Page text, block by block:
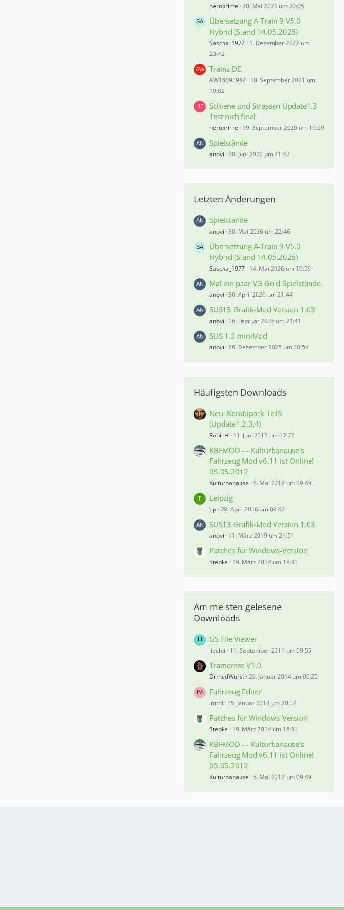
heroprime 20. Mai 2023 um 20:05
Übersetzung A-Train 9 V5.0
Hybrid (Stand 14.05.2026)
Sascha_1977 1. Dezember 2022 um
23:42
Trainz DE
AW18091982 10. September 2021 um
19:02
Schiene und Strassen Update1.3
Test nich final
heroprime 19. September 2020 um 16:59
Spielstände
anovi 20. Juni 2020 um 21:47
Letzten Änderungen
Spielstände
anovi 30. Mai 2026 um 22:46
Übersetzung A-Train 9 V5.0
Hybrid (Stand 14.05.2026)
Sascha_1977 14. Mai 2026 um 10:59
Mal ein paar VG Gold Spielstände.
anovi 30. April 2026 um 21:44
SUS13 Grafik-Mod Version 1.03
anovi 16. Februar 2026 um 21:41
SUS 1.3 miniMod
anovi 26. Dezember 2025 um 10:54
Häufigsten Downloads
Neu: Kombipack Teil5
(Update1,2,3,4)
RobinH 11. Juni 2012 um 12:22
KBFMOD - - Kulturbanause's
Fahrzeug Mod v6.11 ist Online!
05.05.2012
Kulturbanause 5. Mai 2012 um 09:49
Leipzig
t.p 28. April 2016 um 08:42
SUS13 Grafik-Mod Version 1.03
anovi 11. März 2019 um 21:51
Patches für Windows-Version
Stepke 19. März 2014 um 18:31
Am meisten gelesene
Downloads
GS File Viewer
liechti 11. September 2011 um 09:55
Tramcross V1.0
DrmedWurst 26. Januar 2014 um 00:25
Fahrzeug Editor
immi 15. Januar 2014 um 20:37
Patches für Windows-Version
Stepke 19. März 2014 um 18:31
KBFMOD - - Kulturbanause's
Fahrzeug Mod v6.11 ist Online!
05.05.2012
Kulturbanause 5. Mai 2012 um 09:49